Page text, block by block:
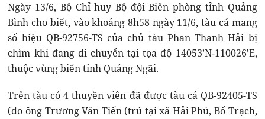
Ngày 13/6, Bộ Chỉ huy Bộ đội Biên phòng tỉnh Quảng
Bình cho biết, vào khoảng 8h58 ngày 11/6, tàu cá mang
số hiệu QB-92756-TS của chủ tàu Phan Thanh Hải bị
chìm khi đang di chuyển tại tọa độ 14053’N-110026'E,
thuộc vùng biển tỉnh Quảng Ngãi.
Trên tàu có 4 thuyền viên đã được tàu cá QB-92405-TS
(do ông Trương Văn Tiến (trú tại xã Hải Phú, Bố Trạch,